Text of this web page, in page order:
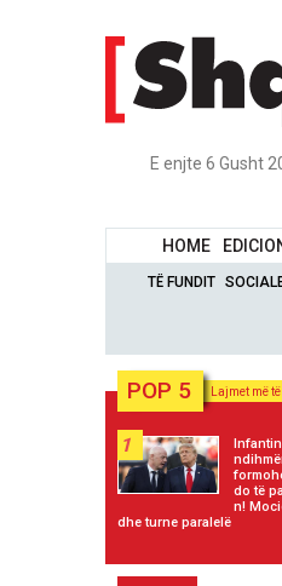
E enjte 6 Gusht
HOME
TË FUNDIT
POP 5 Lajmet më
1
do të
n!
dhe turne paralelë